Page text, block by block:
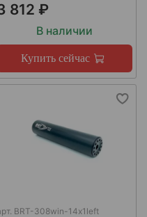
812 ₽
В наличии
Купить сейчас
BRT-308win-14х1left